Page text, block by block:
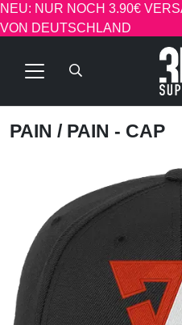
NEU: NUR NOCH 3.90€
VON DEUTSCHLAND
PAIN / PAIN - CAP